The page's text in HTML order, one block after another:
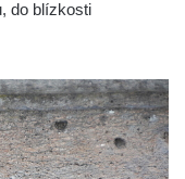
do blízkosti